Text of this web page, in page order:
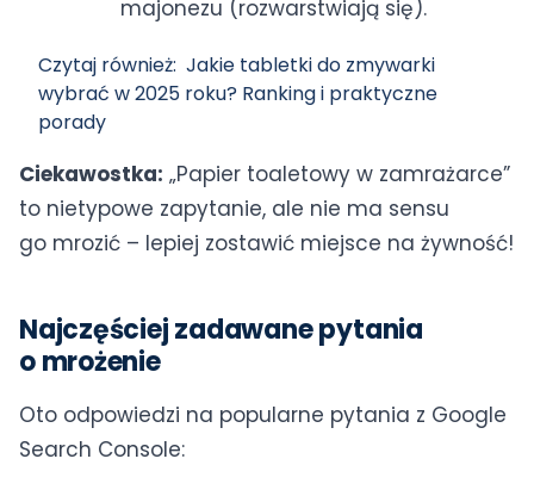
majonezu (rozwarstwiają się).
Czytaj również: Jakie tabletki do zmywarki
wybrać w 2025 roku? Ranking i praktyczne
porady
Ciekawostka: „Papier toaletowy w zamrażarce”
to nietypowe zapytanie, ale nie ma sensu
go mrozić – lepiej zostawić miejsce na żywność!
Najczęściej zadawane pytania
o mrożenie
Oto odpowiedzi na popularne pytania z Google
Search Console: